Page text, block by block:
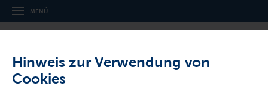
Hinweis zur Verwendung von
Cookies
Navigation
und
Hauptnavigation
MENÜ